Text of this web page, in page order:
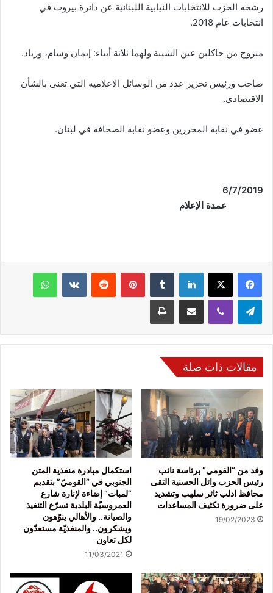
رشحه الحزب للانتخابات النيابية اللبنانية عن دائرة بيروت في
انتخابات عام 2018.
متزوج من جاكلين عين الشيبة ولهما ثلاثة أبناء: إيمان وسام، وزياد.
صاحب ورئيس تحرير عدد من الوسائل الاعلامية التي تعنى بالشأن
الاقتصادي.
عضو في نقابة المحررين وعضو نقابة الصحافة في لبنان.
6
عمدة الإعلام
فيسبوك لينكدإن بينتيريست
مقالات ذات صلة
وفد من “القومي” برئاسة نائب
رئيس الحزب وائل الحسنية التقى
محافظ ادلب ثائر سلهب وتشديد
على ضرورة تكثيف المساعدات
19/02/2023
استكمال مبادرة منفذية المتن
الجنوبي في “القوميّ” بتقديم
“لمبات” إضاءة لإنارة شارع
العمروسيّة البلدية تسرّع التنفيذ
والصيانة.. والأهالي ينوّهون
ويشكرون.. والمنفذيّة مستعدّون
لكل تعاون
11/03/2021